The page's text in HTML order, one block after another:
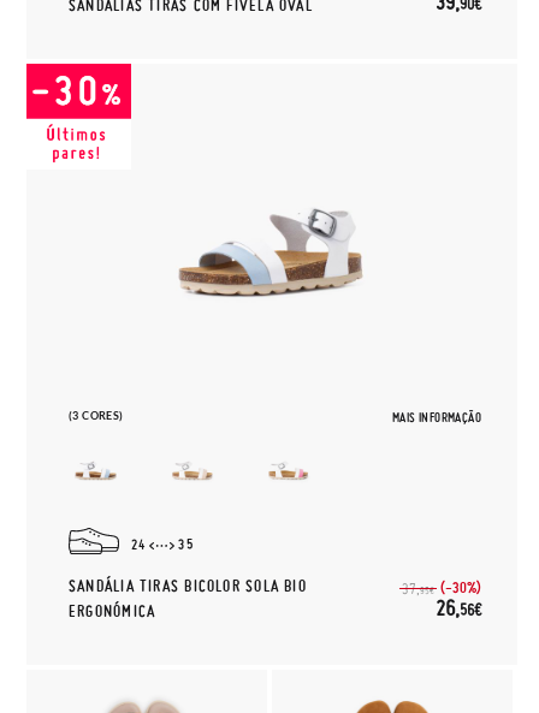
SANDÁLIAS TIRAS COM FIVELA OVAL
(3 CORES) MAIS INFORMAÇÃO
24 35
SANDÁLIA TIRAS BICOLOR SOLA BIO
ERGONÓMICA
37,95€ (-30%)
26,56€